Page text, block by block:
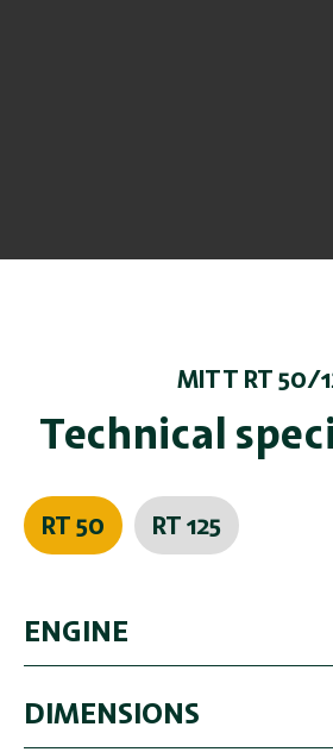
MITT RT 50/
Technical
RT 50 RT 125
ENGINE
DIMENSIONS